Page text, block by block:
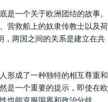
是一个关于欧洲团结的故事。
营救船上的奴隶传教士以及荷
，两国之间的关系是建立在共
形成了一种独特的相互尊重和
是一个重要的提示，即使在欧
也能克服国界和政治分歧。